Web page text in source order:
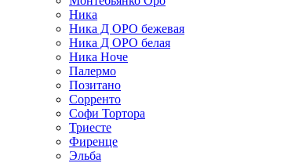
Ника
Ника Д ОРО бежевая
Ника Д ОРО белая
Ника Ноче
Палермо
Позитано
Сорренто
Софи Тортора
Триесте
Фиренце
Эльба